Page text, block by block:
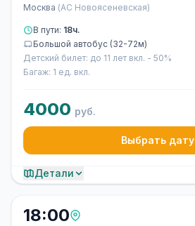
Москва (АС Новоясеневская)
В пути: 18ч.
Большой автобус (32-72м)
Детский билет: до 11 лет вкл. - 50%
Багаж: 1 ед. вкл.
4000 руб.
Выбрать дату
Детали
18:00